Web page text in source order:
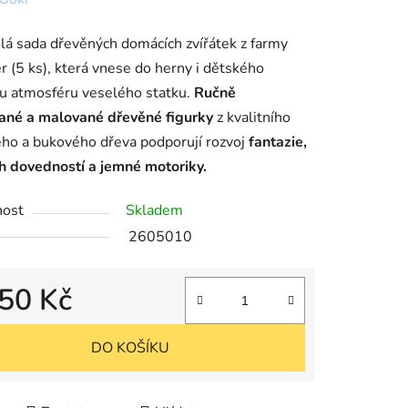
sada dřevěných domácích zvířátek z farmy
(5 ks), která vnese do herny i dětského
atmosféru veselého statku. Ručně
a malované dřevěné figurkyz kvalitního
a bukového dřeva podporují rozvoj fantazie,
dovedností a jemné motoriky.
Skladem
2605010
Kč
DO KOŠÍKU